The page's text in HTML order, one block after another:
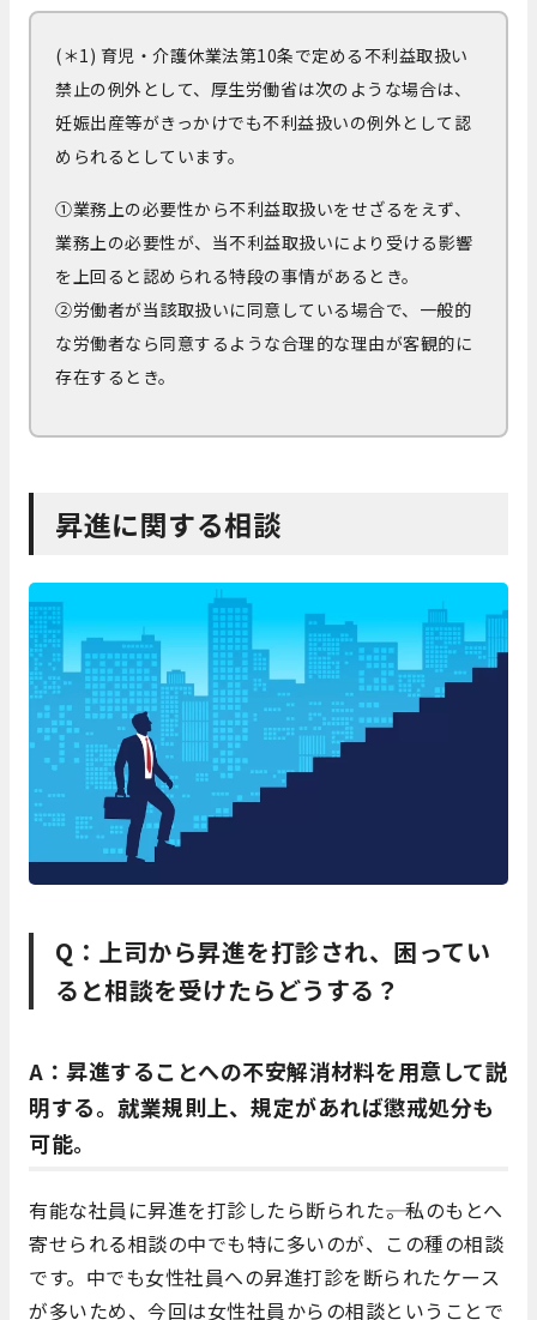
(＊1) 育児・介護休業法第10条で定める不利益取扱い
禁止の例外として、厚生労働省は次のような場合は、
妊娠出産等がきっかけでも不利益扱いの例外として認
められるとしています。
①業務上の必要性から不利益取扱いをせざるをえず、
業務上の必要性が、当不利益取扱いにより受ける影響
を上回ると認められる特段の事情があるとき。
②労働者が当該取扱いに同意している場合で、一般的
な労働者なら同意するような合理的な理由が客観的に
存在するとき。
昇進に関する相談
Q：上司から昇進を打診され、困ってい
ると相談を受けたらどうする？
A：昇進することへの不安解消材料を用意して説
明する。就業規則上、規定があれば懲戒処分も
可能。
有能な社員に昇進を打診したら断られた――。私のもとへ
寄せられる相談の中でも特に多いのが、この種の相談
です。中でも女性社員への昇進打診を断られたケース
が多いため、今回は女性社員からの相談ということで